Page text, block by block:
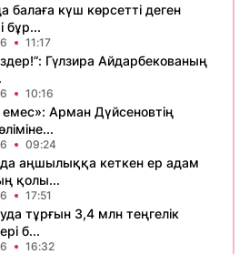
балаға күш көрсетті деген
бұр...
11:17
Гүлзира Айдарбекованың
10:16
Арман Дүйсеновтің
09:24
аңшылыққа кеткен ер адам
қолы...
17:51
тұрғын 3,4 млн теңгелік
б...
16:32